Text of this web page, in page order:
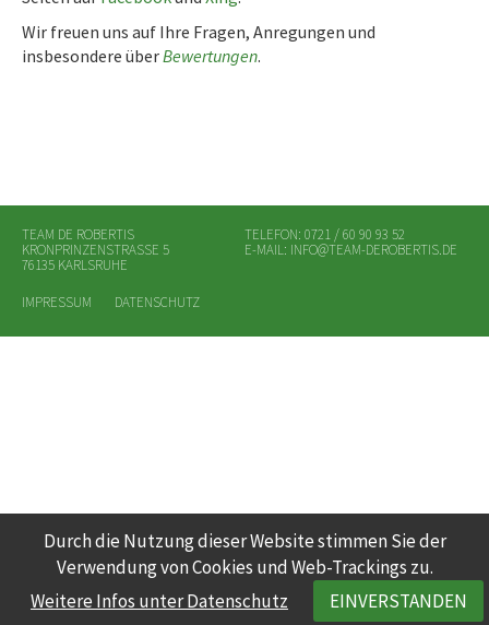
Durch die Nutzung dieser Website stimmen Sie der
Verwendung von Cookies und Web-Trackings zu.
Weitere Infos unter Datenschutz
EINVERSTANDEN
Wir freuen uns auf Ihre Fragen, Anregungen und
insbesondere überBewertungen.
TEAM DE ROBERTIS
KRONPRINZENSTRASSE 5
76135 KARLSRUHE
TELEFON: 0721 / 60 90 93 52
E-MAIL: INFO@TEAM-DEROBERTIS.DE
IMPRESSUM DATENSCHUTZ